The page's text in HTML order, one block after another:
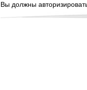
Вы должны